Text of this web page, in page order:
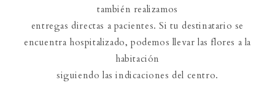
también realizamos
entregas directas a pacientes. Si tu destinatario se
encuentra hospitalizado, podemos llevar las flores a la
habitación
siguiendo las indicaciones del centro.